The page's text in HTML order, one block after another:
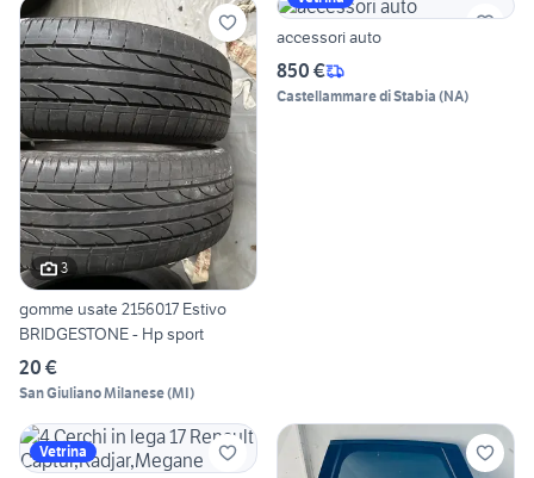
3
gomme usate 2156017 Estivo
BRIDGESTONE - Hp sport
20 €
San Giuliano Milanese(MI)
accessori auto
850 €
Castellammare di Stabia (NA)
Vetrina